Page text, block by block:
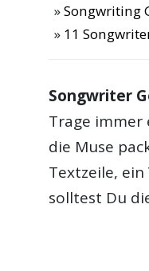
Songwriting
11
Songwriter
Trage immer
die Muse
Textzeile,
solltest Du